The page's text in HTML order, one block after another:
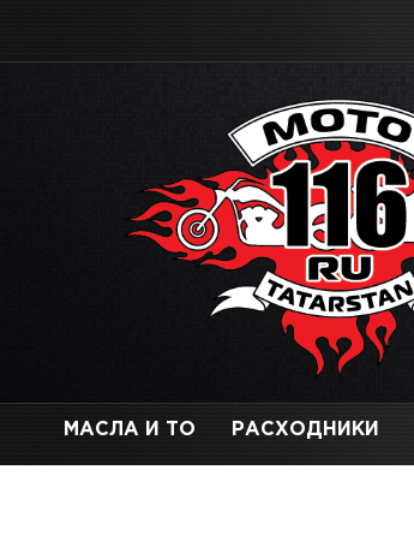
МАСЛА И ТО РАСХОДНИКИ